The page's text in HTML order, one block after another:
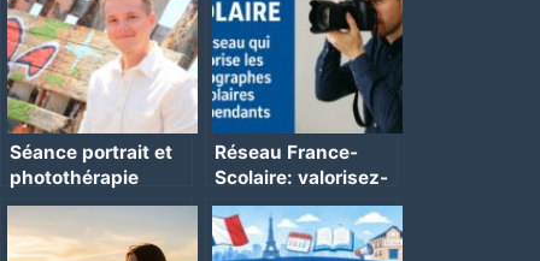
Séance portrait et
photothérapie
Réseau France-
Scolaire: valorisez-
vous !